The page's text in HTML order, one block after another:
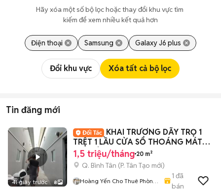
Hãy xóa một số bộ lọc hoặc thay đổi khu vực tìm
kiếm để xem nhiều kết quả hơn
Điện thoại Samsung Galaxy J6 plus
Đổi khu vực Xóa tất cả bộ lọc
Tin đăng mới
41 giây trước 8
KHAI TRƯƠNG DÃY TRỌ 1
TRỆT 1 LẦU CỬA SỔ THOÁNG MÁT
MỚI XÂY 100%
1,5 triệu/tháng 20 m²
Q. Bình Tân (P. Tân Tạo mới)
Hoàng Yến Cho Thuê Phòng
1 đã
bán